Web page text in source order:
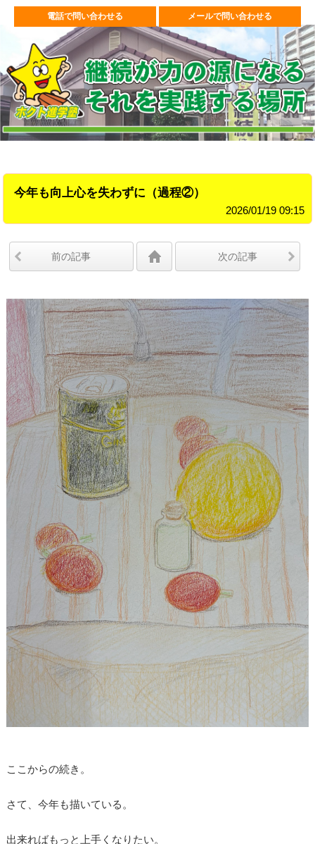
電話で問い合わせる メールで問い合わせる
今年も向上心を失わずに（過程②）
2026/01/19 09:15
前の記事 次の記事
ここからの続き。
さて、今年も描いている。
出来ればもっと上手くなりたい。